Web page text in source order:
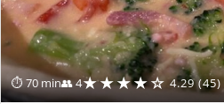
⏱ 70 min👥 4★★★★☆ 4.29 (45)